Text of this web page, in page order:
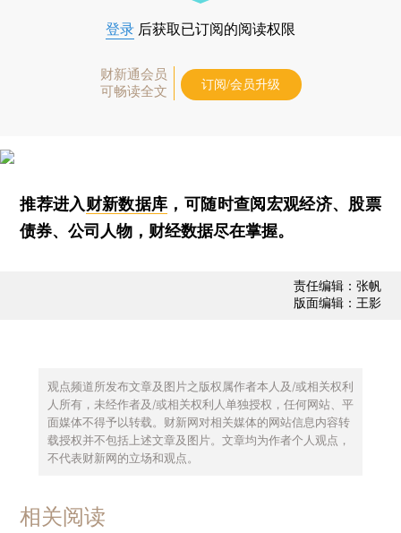
登录 后获取已订阅的阅读权限
财新通会员
可畅读全文
订阅/会员升级
推荐进入财新数据库 ，可随时查阅宏观经济、股票
债券、公司人物，财经数据尽在掌握。
责任编辑：张帆
版面编辑：王影
观点频道所发布文章及图片之版权属作者本人及/或相关权利
人所有，未经作者及/或相关权利人单独授权，任何网站、平
面媒体不得予以转载。财新网对相关媒体的网站信息内容转
载授权并不包括上述文章及图片。文章均为作者个人观点，
不代表财新网的立场和观点。
相关阅读